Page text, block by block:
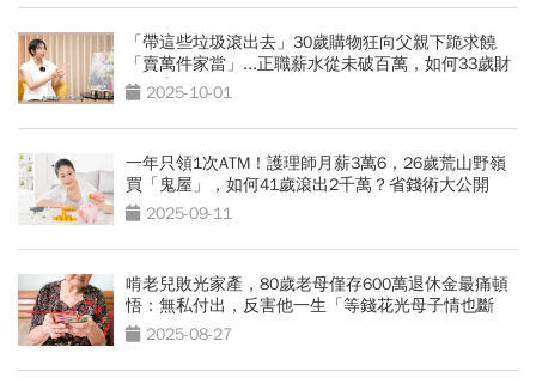
「帶這些垃圾滾出去」30歲購物狂向父親下跪求饒
「賣萬件家當」...正職薪水從未破百萬，如何33歲財
務自由？
2025-10-01
一年只領1次ATM！護理師月薪3萬6，26歲荒山野嶺
買「鬼屋」，如何41歲滾出2千萬？省錢術大公開
2025-09-11
啃老兒敗光家產，80歲老母僅存600萬退休金最痛頓
悟：無私付出，反害他一生「等錢花光母子情也斷
了」2025-08-27